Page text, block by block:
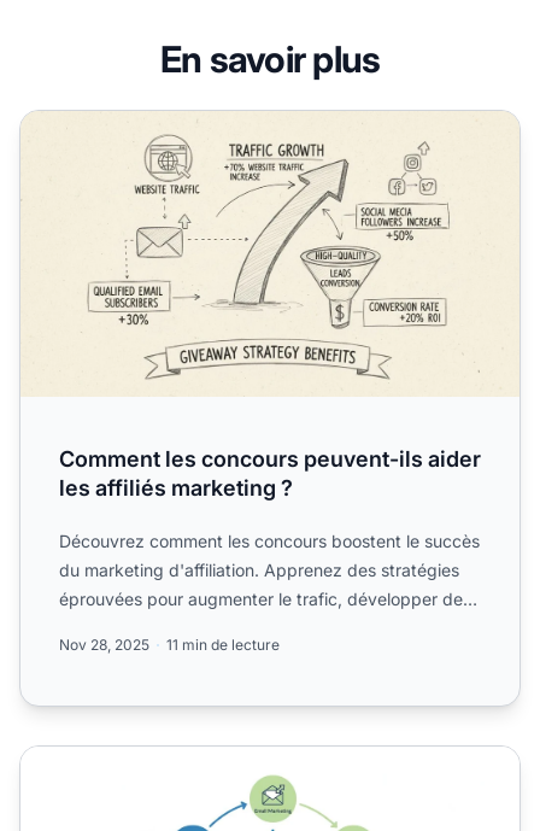
En savoir plus
Comment les concours peuvent-ils aider les affiliés
Comment les concours peuvent-ils aider
les affiliés marketing ?
Découvrez comment les concours boostent le succès
du marketing d'affiliation. Apprenez des stratégies
éprouvées pour augmenter le trafic, développer des
Nov 28, 2025 11 min de lecture
Comment promouvoir des liens d'affiliation : Guide